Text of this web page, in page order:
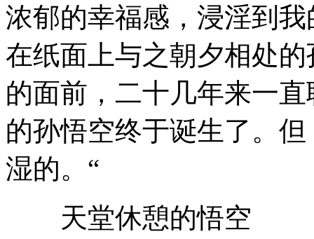
浓郁的幸福感，浸淫到
在纸面上与之朝夕相处
的面前，二十几年来一
的孙悟空终于诞生了。
湿的。“
天堂休憩的悟空